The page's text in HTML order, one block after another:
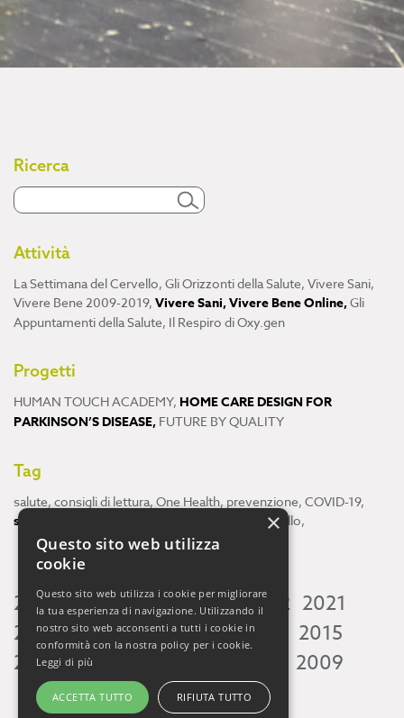
Ricerca
Attività
La Settimana del Cervello, Gli Orizzonti della Salute, Vivere Sani,
Vivere Bene 2009-2019, Vivere Sani, Vivere Bene Online,Gli
Appuntamenti della Salute, Il Respiro di Oxy.gen
Progetti
HUMAN TOUCH ACADEMY, HOME CARE DESIGN FOR
PARKINSON’S DISEASE, FUTURE BY QUALITY
Tag
salute, consigli di lettura, One Health, prevenzione, COVID-19,
scienza cervello,
2026 2025 2024 2023 2022 2021
2020 2019 2018 2017 2016
2015
2014 2013 2009
×
Questo sito web utilizza
cookie
Questo sito web utilizza i cookie per migliorare
la tua esperienza di navigazione. Utilizzando il
nostro sito web acconsenti a tutti i cookie in
conformità con la nostra policy per i cookie.
Leggi di più
ACCETTA TUTTO RIFIUTA TUTTO